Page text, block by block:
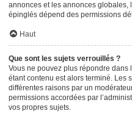
annonces et les annonces
épinglés dépend des permissions
Haut
Que sont les sujets verrouillés ?
Vous ne pouvez plus répondre
étant contenu est alors terminé. Les
différentes raisons par un
permissions accordées par
vos propres sujets.